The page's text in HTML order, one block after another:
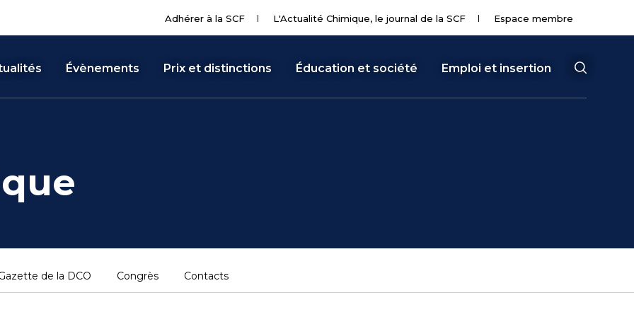
Adhérer à la SCF L'Actualité Chimique, le journal de la SCF Espace membre
Évènements Prix et distinctions Éducation et société Emploi et insertion
de la DCO Congrès Contacts